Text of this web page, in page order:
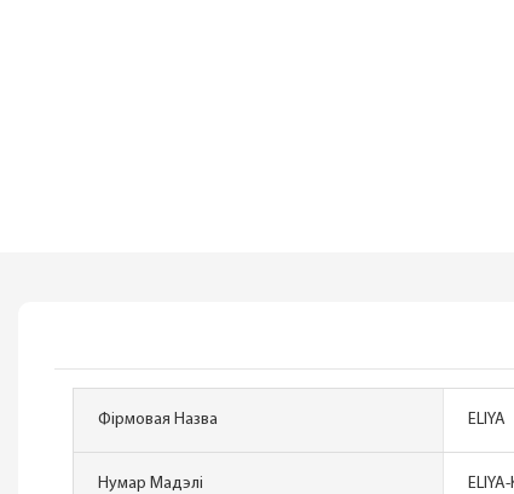
Фірмовая Назва ELIYA
Нумар Мадэлі